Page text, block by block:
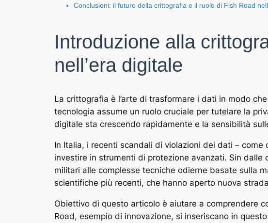
Conclusioni: il futuro della crittografia e il ruolo di Fish Road
Introduzione alla
nell’era digitale
La crittografia è l’arte di trasformare i dati in modo
tecnologia assume un ruolo cruciale per tutelare la
digitale sta crescendo rapidamente e la sensibilità
In Italia, i recenti scandali di violazioni dei dati –
investire in strumenti di protezione avanzati. Sin
militari alle complesse tecniche odierne basate sulla
scientifiche più recenti, che hanno aperto nuova
Obiettivo di questo articolo è aiutare a comprendere
Road, esempio di innovazione, si inseriscano in